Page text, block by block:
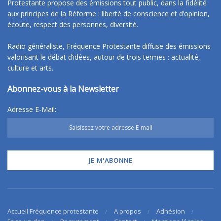
Protestante propose des émissions tout public, dans la fidélité
aux principes de la Réforme : liberté de conscience et d’opinion,
écoute, respect des personnes, diversité.
Radio généraliste, Fréquence Protestante diffuse des émissions
valorisant le débat d’idées, autour de trois termes : actualité,
culture et arts.
Abonnez-vous à la Newsletter
Adresse E-Mail:
Accueil Fréquence protestante A propos
Adhésion